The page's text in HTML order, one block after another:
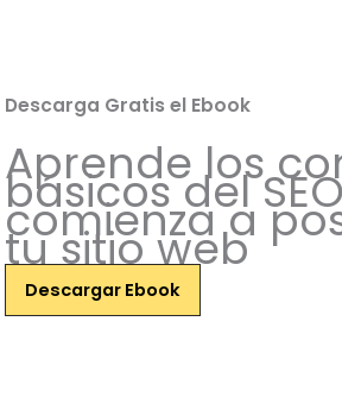
Descarga Gratis el Ebook
Aprende los
básicos del
comienza a
tu sitio web
Descargar Ebook